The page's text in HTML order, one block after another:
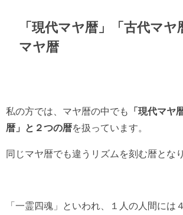
「現代マヤ暦」「古代マヤ
マヤ暦
私の方では、マヤ暦の中でも
「現代マヤ
暦」と２つの暦を扱っています。
同じマヤ暦でも違うリズムを刻む暦とな
「一霊四魂」といわれ、１人の人間には